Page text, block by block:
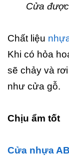
Cửa
Chất liệu
Khi có hỏa
sẽ chảy và
như cửa gỗ.
Chịu ẩm tốt
Cửa nhựa